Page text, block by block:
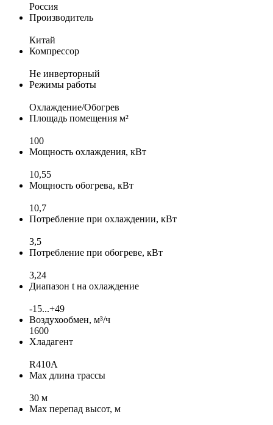
Россия
Производитель
Китай
Компрессор
Не инверторный
Режимы работы
Охлаждение/Обогрев
Площадь помещения м²
100
Мощность охлаждения, кВт
10,55
Мощность обогрева, кВт
10,7
Потребление при охлаждении, кВт
3,5
Потребление при обогреве, кВт
3,24
Диапазон t на охлаждение
-15...+49
Воздухообмен, м³/ч
1600
Хладагент
R410A
Max длина трассы
30 м
Max перепад высот, м